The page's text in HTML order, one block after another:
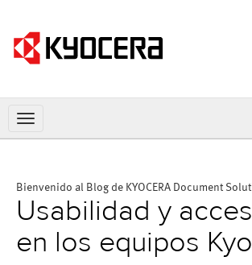
Bienvenido al Blog de KYOCERA Document
Usabilidad y
en los equipos